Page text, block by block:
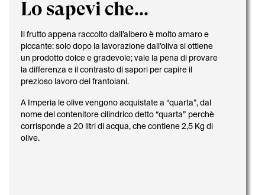
Lo sapevi che...
Il frutto appena raccolto dall’albero è molto amaro e
piccante: solo dopo la lavorazione dall’oliva si ottiene
un prodotto dolce e gradevole; vale la pena di provare
la differenza e il contrasto di sapori per capire il
prezioso lavoro dei frantoiani.
A Imperia le olive vengono acquistate a “quarta”, dal
nome del contenitore cilindrico detto “quarta” perchè
corrisponde a 20 litri di acqua, che contiene 2,5 Kg di
olive.